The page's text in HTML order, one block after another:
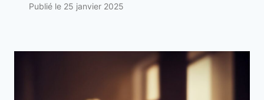
Publié le 25 janvier 2025